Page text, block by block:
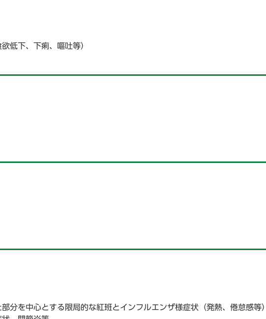
低下、下痢、嘔吐等）
分を中心とする限局的な紅班とインフルエンザ様症状（発熱、倦怠感等）